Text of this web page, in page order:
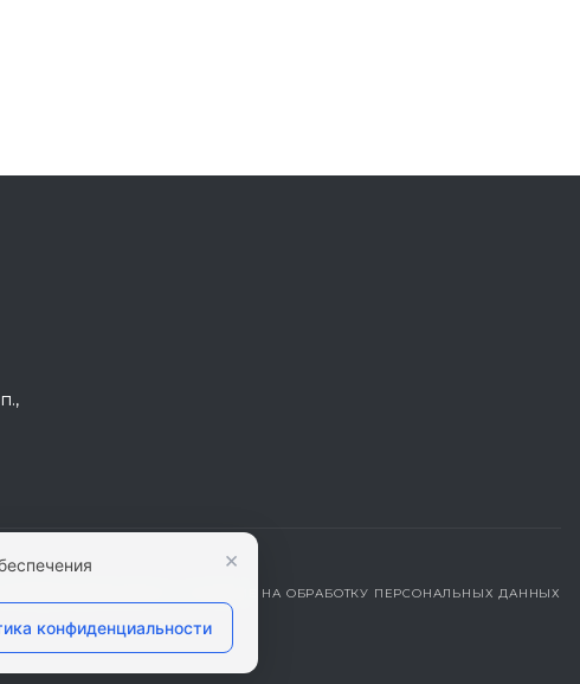
СОГЛАСИЕ НА ОБРАБОТКУ ПЕРСОНАЛЬНЫХ ДАННЫХ
конфиденциальности
×